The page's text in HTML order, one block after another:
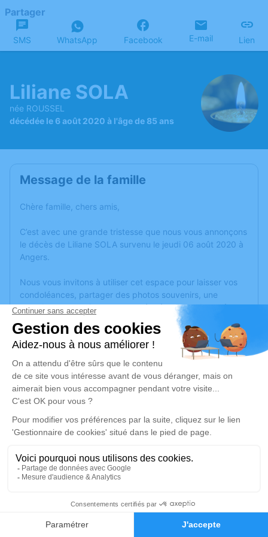
Faire-part Hommages
Partager
SMS WhatsApp Facebook E-mail Lien
Liliane SOLA
née ROUSSEL
décédée le 6 août 2020 à l'âge de 85 ans
Message de la famille
Chère famille, chers amis,
C’est avec une grande tristesse que nous vous annonçons
le décès de Liliane SOLA survenu le jeudi 06 août 2020 à
Angers.
Nous vous invitons à utiliser cet espace pour laisser vos
condoléances, partager des photos souvenirs, une
anecdote ou exprimer vos pensées à travers des poèmes
ou des textes. Cet endroit est un lieu d'expression dédié à
honorer la mémoire de Liliane SOLA.
Un service de plantation d’arbre hommage estdisponible
mercredi 12 août 2020 à 11h45
Crématorium de Montreuil-Juigné
Avenue des Poiriers